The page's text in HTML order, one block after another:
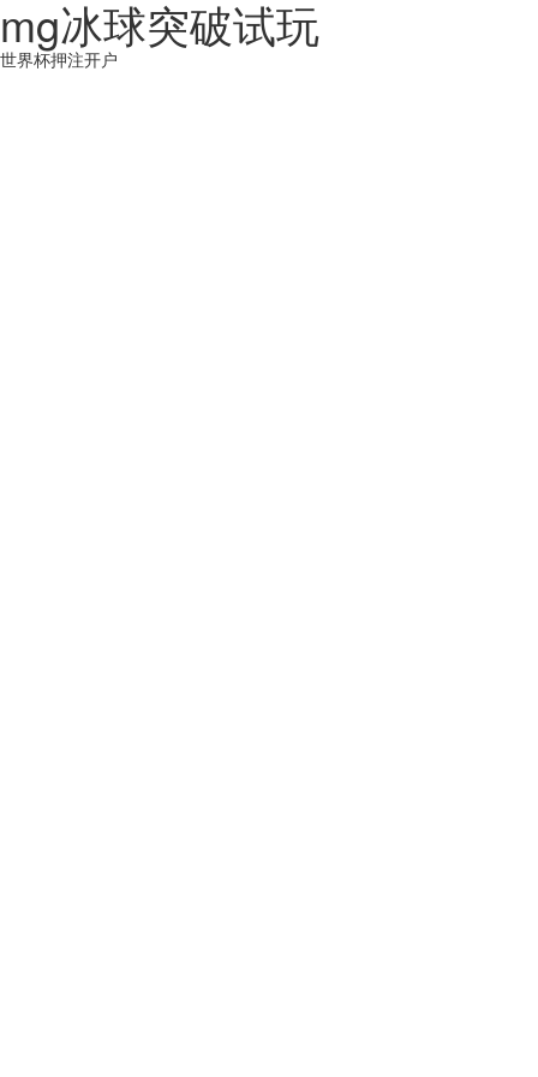
mg冰球突破试玩
世界杯押注开户